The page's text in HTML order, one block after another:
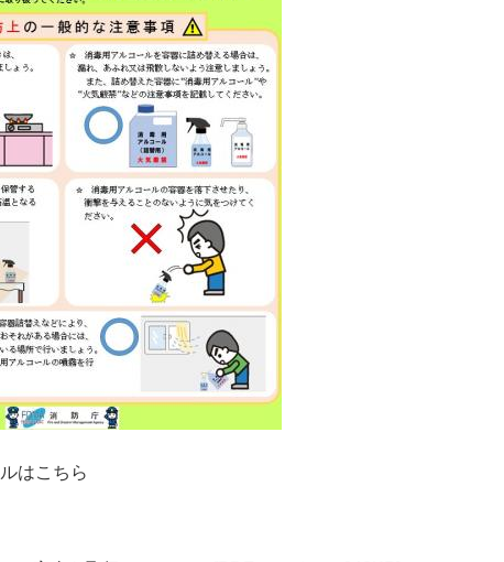
はこちら